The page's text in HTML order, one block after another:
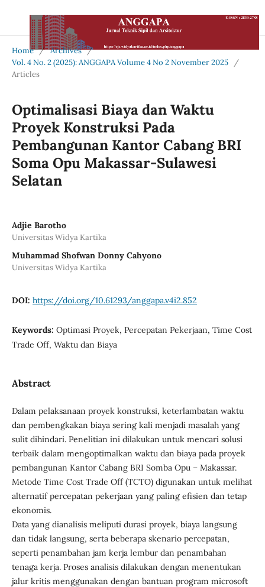
Home / Archives /
Vol. 4 No. 2 (2025): ANGGAPA Volume 4 No 2 November 2025
/
Articles
Optimalisasi Biaya dan Waktu
Proyek Konstruksi Pada
Pembangunan Kantor Cabang BRI
Soma Opu Makassar-Sulawesi
Selatan
Adjie Barotho
Universitas Widya Kartika
Muhammad Shofwan Donny Cahyono
Universitas Widya Kartika
DOI: https://doi.org/10.61293/anggapa.v4i2.852
Keywords: Optimasi Proyek, Percepatan Pekerjaan, Time Cost
Trade Off, Waktu dan Biaya
Abstract
Dalam pelaksanaan proyek konstruksi, keterlambatan waktu
dan pembengkakan biaya sering kali menjadi masalah yang
sulit dihindari. Penelitian ini dilakukan untuk mencari solusi
terbaik dalam mengoptimalkan waktu dan biaya pada proyek
pembangunan Kantor Cabang BRI Somba Opu – Makassar.
Metode Time Cost Trade Off (TCTO) digunakan untuk melihat
alternatif percepatan pekerjaan yang paling efisien dan tetap
ekonomis.
Data yang dianalisis meliputi durasi proyek, biaya langsung
dan tidak langsung, serta beberapa skenario percepatan,
seperti penambahan jam kerja lembur dan penambahan
tenaga kerja. Proses analisis dilakukan dengan menentukan
jalur kritis menggunakan dengan bantuan program microsoft